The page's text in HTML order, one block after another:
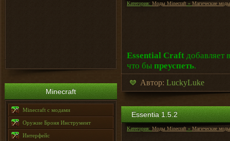
Minecraft
Minecraft с модами
Оружие Броня Инструмент
Интерфейс
Категория: Моды Minecraft » Магические моды
Essential Craft добавляет
что бы преуспеть.
Автор: LuckyLuke
Essentia 1.5.2
Категория: Моды Minecraft » Магические моды